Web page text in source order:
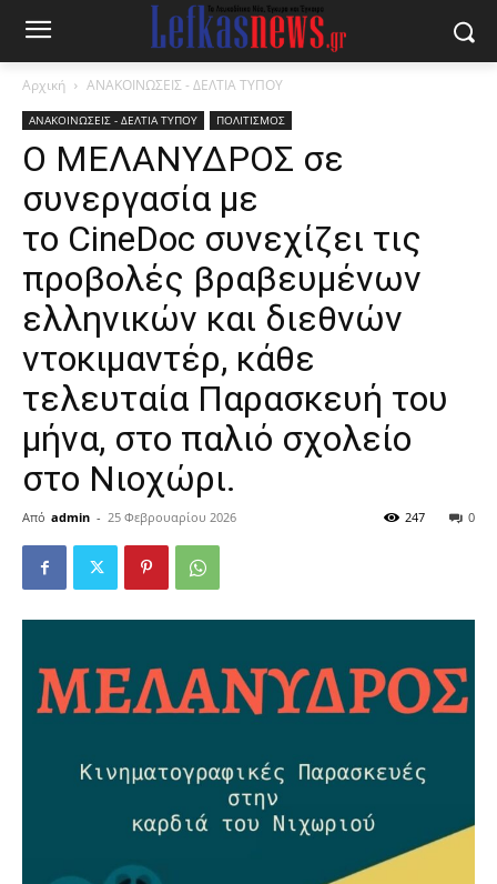
Αρχική ΑΝΑΚΟΙΝΩΣΕΙΣ - ΔΕΛΤΙΑ ΤΥΠΟΥ
ΑΝΑΚΟΙΝΩΣΕΙΣ - ΔΕΛΤΙΑ ΤΥΠΟΥ ΠΟΛΙΤΙΣΜΟΣ
Ο ΜΕΛΑΝΥΔΡΟΣ σε
συνεργασία με
το CineDoc συνεχίζει τις
προβολές βραβευμένων
ελληνικών και διεθνών
ντοκιμαντέρ, κάθε
τελευταία Παρασκευή του
μήνα, στο παλιό σχολείο
στο Νιοχώρι.
Από admin - 25 Φεβρουαρίου 2026 0
247